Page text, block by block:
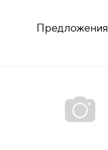
ФУРНИТУРА
НАПОЛЬНЫЕ
Предложения